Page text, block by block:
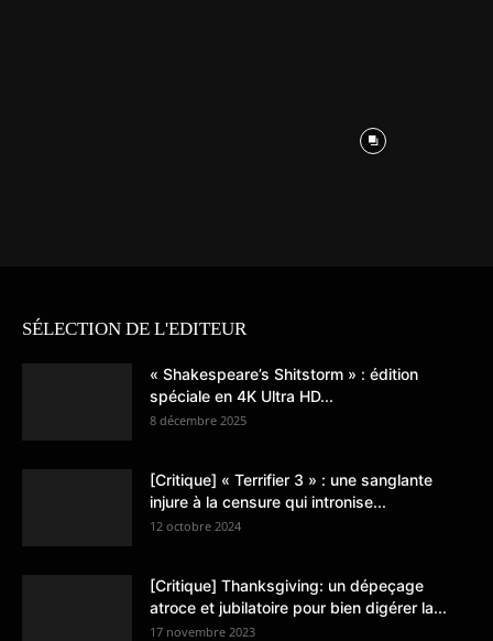
SÉLECTION DE L'EDITEUR
« Shakespeare’s Shitstorm » : édition
spéciale en 4K Ultra HD...
8 décembre 2025
[Critique] « Terrifier 3 » : une sanglante
injure à la censure qui intronise...
12 octobre 2024
[Critique] Thanksgiving: un dépeçage
atroce et jubilatoire pour bien digérer la...
17 novembre 2023